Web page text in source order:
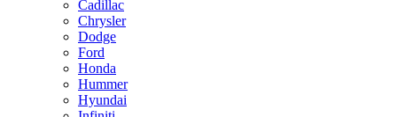
Cadillac
Chrysler
Dodge
Ford
Honda
Hummer
Hyundai